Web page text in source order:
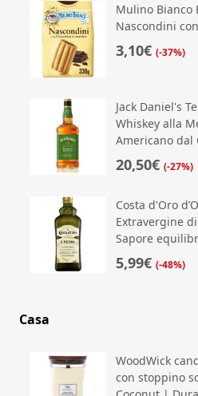
Mulino Bianco
Nascondini
3,10€ (-37%)
Jack Daniel's
Whiskey alla
Americano dal
20,50€ (-27%)
Costa d'Oro
Extravergine
Sapore
5,99€ (-48%)
Casa
WoodWick
con stoppino